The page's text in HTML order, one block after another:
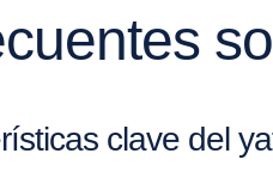
clave del